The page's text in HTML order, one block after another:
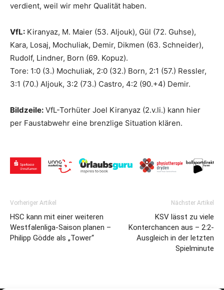
verdient, weil wir mehr Qualität haben.
VfL: Kiranyaz, M. Maier (53. Aljouk), Gül (72. Guhse),
Kara, Losaj, Mochuliak, Demir, Dikmen (63. Schneider),
Rudolf, Lindner, Born (69. Kopuz).
Tore: 1:0 (3.) Mochuliak, 2:0 (32.) Born, 2:1 (57.) Ressler,
3:1 (70.) Aljouk, 3:2 (73.) Castro, 4:2 (90.+4) Demir.
Bildzeile: VfL-Torhüter Joel Kiranyaz (2.v.li.) kann hier
per Faustabwehr eine brenzlige Situation klären.
Vorheriger Artikel
HSC kann mit einer weiteren
Westfalenliga-Saison planen –
Philipp Gödde als „Tower“
Nächster Artikel
KSV lässt zu viele
Konterchancen aus – 2:2-
Ausgleich in der letzten
Spielminute